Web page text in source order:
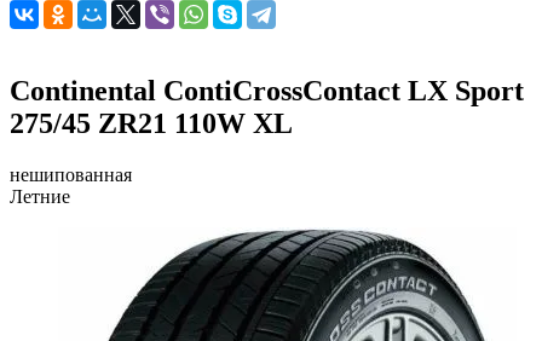
Continental ContiCrossContact LX Sport
275/45 ZR21 110W XL
нешипованная
Летние